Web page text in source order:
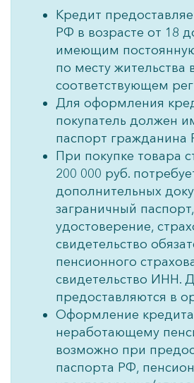
Кредит
РФ в возрасте от 18
имеющим
по месту жительства
соответствующем
Для оформления
покупатель должен
паспорт гражданина
При покупке товара
200 000 руб.
дополнительных
заграничный
удостоверение,
свидетельство
пенсионного
свидетельство ИНН.
предоставляются в
Оформление кредита
неработающему
возможно при
паспорта РФ,